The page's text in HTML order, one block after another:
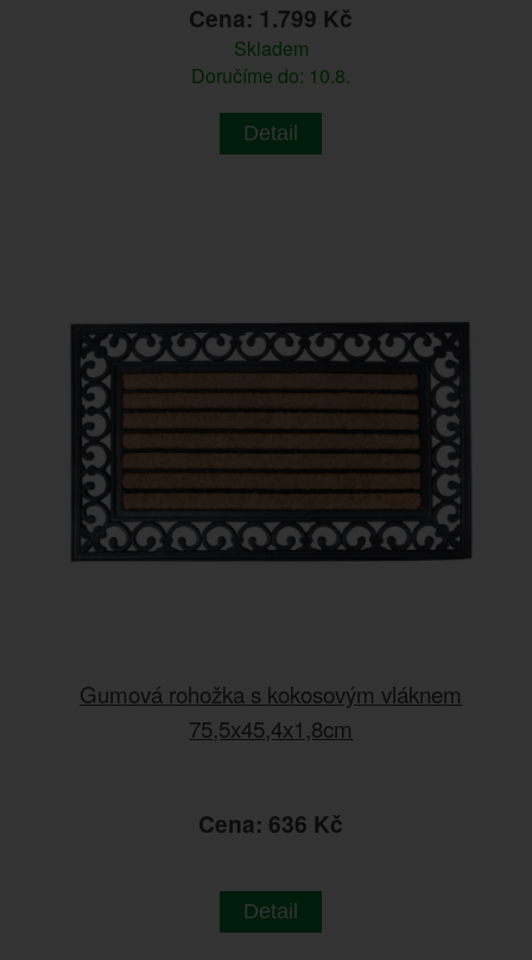
Cena: 1.799 Kč
Skladem
Doručíme do: 10.8.
Detail
Gumová rohožka s kokosovým vláknem
75,5x45,4x1,8cm
Cena: 636 Kč
Detail